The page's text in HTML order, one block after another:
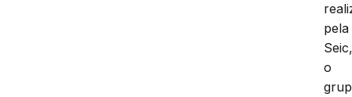
pela
o